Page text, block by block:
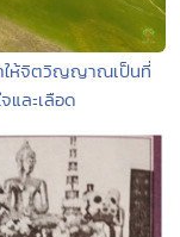
ำให้จิตวิญญาณเป็นที่
และเลือด